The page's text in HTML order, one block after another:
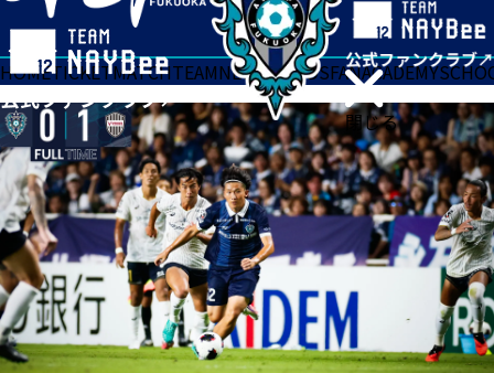
閉じる
HOMETICKETMATCHTEAMNEWSGOODSFANACADEMY